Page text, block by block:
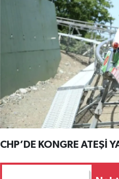
CHP’DE KONGRE ATEŞİ